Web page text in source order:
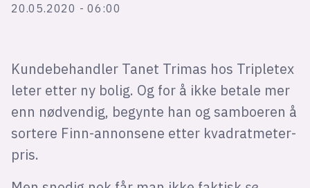
20.05.2020 - 06:00
Kundebehandler Tanet Trimas hos Tripletex
leter etter ny bolig. Og for å ikke betale mer
enn nødvendig, begynte han og samboeren å
sortere Finn-annonsene etter kvadratmeter-
pris.